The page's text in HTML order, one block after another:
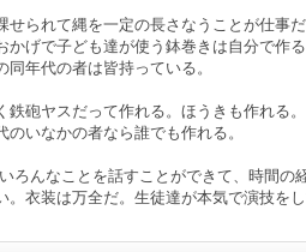
られて縄を一定の長さなうことが仕事だ
かげで子ども達が使う鉢巻きは自分で作
年代の者は皆持っている。
砲ヤスだって作れる。ほうきも作れる
いなかの者なら誰でも作れる。
んなことを話すことができて、時間の
衣装は万全だ。生徒達が本気で演技を